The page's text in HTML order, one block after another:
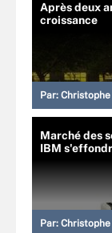
Après deux
croissance
Par:
Marché des
IBM
Par: